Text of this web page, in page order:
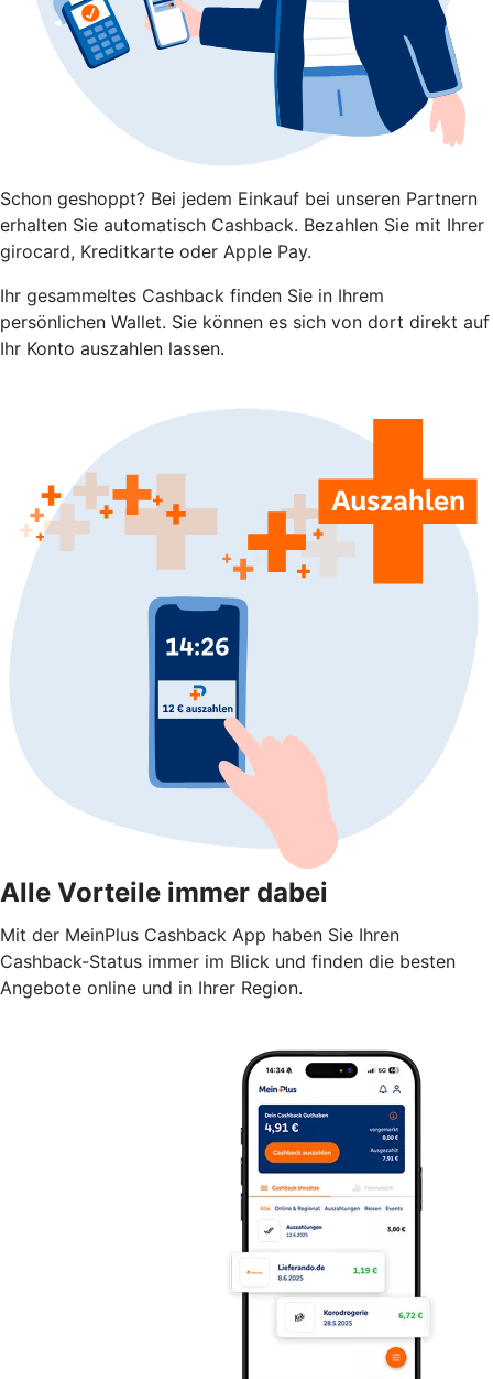
Schon geshoppt? Bei jedem Einkauf bei unseren Partnern
erhalten Sie automatisch Cashback. Bezahlen Sie mit Ihrer
girocard, Kreditkarte oder Apple Pay.
Ihr gesammeltes Cashback finden Sie in Ihrem
persönlichen Wallet. Sie können es sich von dort direkt auf
Ihr Konto auszahlen lassen.
Alle Vorteile immer dabei
Mit der MeinPlus Cashback App haben Sie Ihren
Cashback-Status immer im Blick und finden die besten
Angebote online und in Ihrer Region.